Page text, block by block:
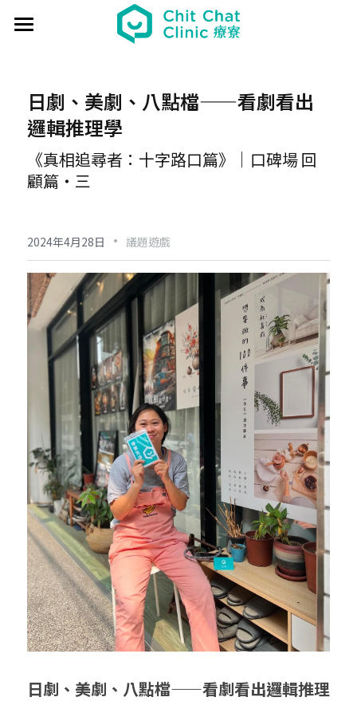
關於療寮 About
最新動態 Event
日本香遊 - 香道體驗
過往活動 Past
《真相追尋者》十字路口篇
日本香の占卜🎐
文化美食夜
療寮看電影
給大人的電影社
手作．時光
台港文化傾偈會
《我在露台煎西多士》場刊
展覽 Exhibition
《島工》職業醫學社區展
《邊界》概念藝術展
《休日》創作聯展
療癒 & 心靈 Wellness
板橋輕運動
實青小學堂+
特別企劃 - 眠八月
實體課程 Course
板橋運動教室
Yoga 瑜珈
Boxing 拳擊
運動課花絮
廣東話基礎班
新北輕騎行
給香港人的國語課
西多士 粵語劇場
守護華江人工濕地
療寮．工作室開放日
《神隱》實境遊戲
遊戲主頁
調香師
馴獸師
場地租借 Venue
場地租借
共享空間
現場環境
價格方案
平日最新優惠
部落格 Blog
聯絡我們 Contact us
登錄
註冊
02 7755 7668
chitchatclinic@gmail.com
預約
日劇、美劇、八點檔——看劇看出
邏輯推理學
《真相追尋者：十字路口篇》｜口碑場 回
顧篇・三
2024年4月28日 · 議題遊戲
日劇、美劇、八點檔——看劇看出邏輯推理